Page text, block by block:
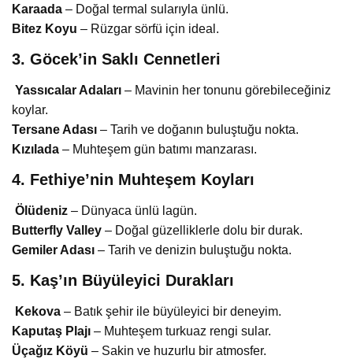
Karaada – Doğal termal sularıyla ünlü.
Bitez Koyu – Rüzgar sörfü için ideal.
3. Göcek’in Saklı Cennetleri
Yassıcalar Adaları – Mavinin her tonunu görebileceğiniz
koylar.
Tersane Adası – Tarih ve doğanın buluştuğu nokta.
Kızılada – Muhteşem gün batımı manzarası.
4. Fethiye’nin Muhteşem Koyları
Ölüdeniz – Dünyaca ünlü lagün.
Butterfly Valley – Doğal güzelliklerle dolu bir durak.
Gemiler Adası – Tarih ve denizin buluştuğu nokta.
5. Kaş’ın Büyüleyici Durakları
Kekova – Batık şehir ile büyüleyici bir deneyim.
Kaputaş Plajı – Muhteşem turkuaz rengi sular.
Üçağız Köyü – Sakin ve huzurlu bir atmosfer.